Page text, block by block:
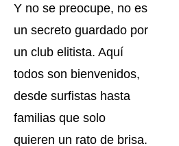
Y no se preocupe, no es
un secreto guardado por
un club elitista. Aquí
todos son bienvenidos,
desde surfistas hasta
familias que solo
quieren un rato de brisa.